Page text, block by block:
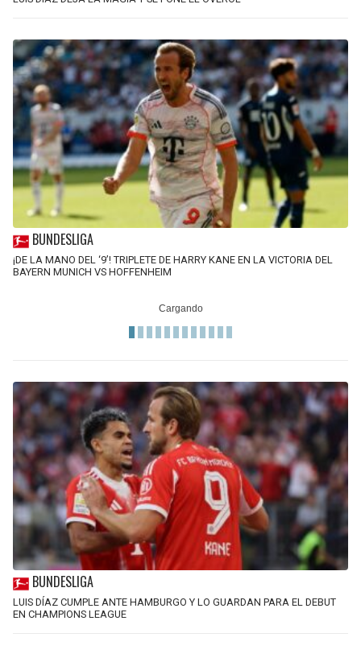
BUNDESLIGA
¡DE LA MANO DEL ‘9’! TRIPLETE DE HARRY KANE EN LA VICTORIA DEL
BAYERN MUNICH VS HOFFENHEIM
BUNDESLIGA
LUIS DÍAZ CUMPLE ANTE HAMBURGO Y LO GUARDAN PARA EL DEBUT
EN CHAMPIONS LEAGUE